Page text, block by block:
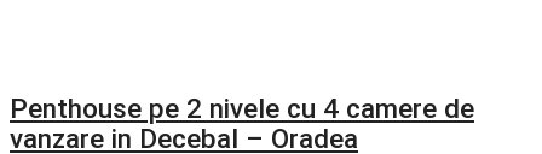
Penthouse pe 2 nivele cu 4 camere de
vanzare in Decebal – Oradea